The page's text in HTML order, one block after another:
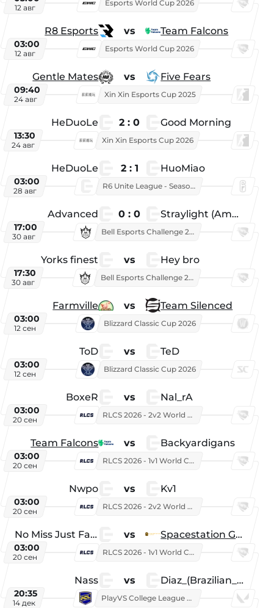
12 авг
Esports World Cup 2026
R8 Esports vs Team Falcons
03:00
12 авг
Esports World Cup 2026
Gentle Mates vs Five Fears
09:40
24 авг
Xin Xin Esports Cup 2025
HeDuoLe 2 : 0 Good Morning
13:30
24 авг
Xin Xin Esports Cup 2026
HeDuoLe 2 : 1 HuoMiao
03:00
28 авг
R6 Unite League - Season 1
Advanced 0 : 0 Straylight (American team)
17:00
30 авг
Bell Esports Challenge 2026
Yorks finest vs Hey bro
17:30
30 авг
Bell Esports Challenge 2026
Farmville vs Team Silenced
03:00
12 сен
Blizzard Classic Cup 2026
ToD vs TeD
03:00
12 сен
Blizzard Classic Cup 2026
BoxeR vs Nal_rA
03:00
20 сен
RLCS 2026 - 2v2 World Championship
Team Falcons vs Backyardigans
03:00
20 сен
RLCS 2026 - 1v1 World Championship
Nwpo vs Kv1
03:00
20 сен
RLCS 2026 - 2v2 World Championship
No Miss Just Fake vs Spacestation Gaming
03:00
20 сен
RLCS 2026 - 1v1 World Championship
Nass vs Diaz_(Brazilian_Player)
20:35
14 дек
PlayVS College League 2025: Fall